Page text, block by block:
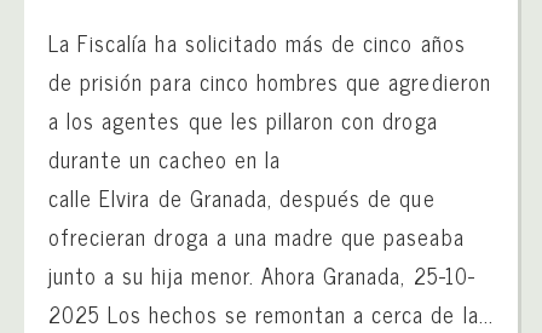
La Fiscalía ha solicitado más de cinco años
de prisión para cinco hombres que agredieron
a los agentes que les pillaron con droga
durante un cacheo en la
calle Elvira de Granada, después de que
ofrecieran droga a una madre que paseaba
junto a su hija menor. Ahora Granada, 25-10-
2025 Los hechos se remontan a cerca de la...